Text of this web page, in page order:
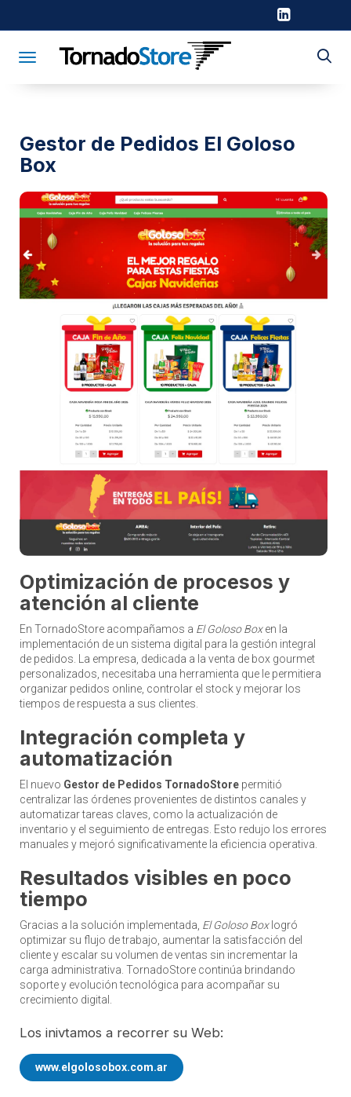
Toggle navigation
Gestor de Pedidos El Goloso
Box
Optimización de procesos y
atención al cliente
En TornadoStore acompañamos a El Goloso Boxen la
implementación de un sistema digital para la gestión integral
de pedidos. La empresa, dedicada a la venta de box gourmet
personalizados, necesitaba una herramienta que le permitiera
organizar pedidos online, controlar el stock y mejorar los
tiempos de respuesta a sus clientes.
Integración completa y
automatización
El nuevo Gestor de Pedidos TornadoStore permitió
centralizar las órdenes provenientes de distintos canales y
automatizar tareas claves, como la actualización de
inventario y el seguimiento de entregas. Esto redujo los errores
manuales y mejoró significativamente la eficiencia operativa.
Resultados visibles en poco
tiempo
Gracias a la solución implementada, El Goloso Boxlogró
optimizar su flujo de trabajo, aumentar la satisfacción del
cliente y escalar su volumen de ventas sin incrementar la
carga administrativa. TornadoStore continúa brindando
soporte y evolución tecnológica para acompañar su
crecimiento digital.
Los inivtamos a recorrer su Web:
www.elgolosobox.com.ar